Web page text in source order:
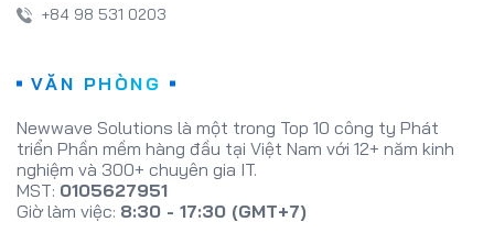
+84 98 531 0203
VĂN PHÒNG
Newwave Solutions là một trong Top 10 công ty Phát
triển Phần mềm hàng đầu tại Việt Nam với 12+ năm kinh
nghiệm và 300+ chuyên gia IT.
MST: 0105627951
Giờ làm việc: 8:30 - 17:30 (GMT+7)